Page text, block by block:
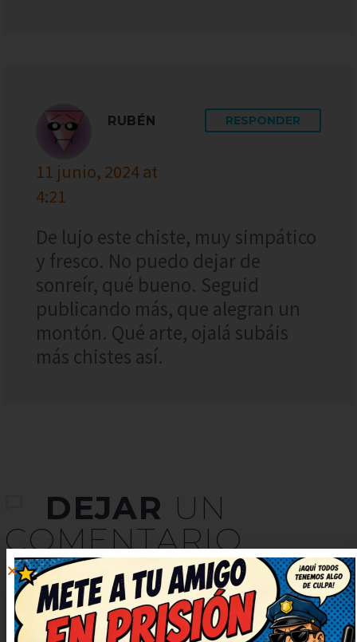
RUBÉN
11 junio, 2024 at
4:21
RESPONDER
De lujo este chiste, muy simpático
y fresco. No puedo dejar de
sonreír, qué bueno. Seguid
publicando más, que alegran un
montón. Qué arte, ojalá subáis
más chistes así.
DEJAR UN
COMENTARIO